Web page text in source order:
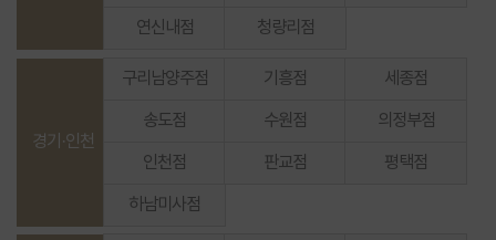
발목 손상
어깨, 목 통증
어깨, 손가락 통증
목 어깨 통증
연신내점 청량리점
경기·인천
구리남양주점 기흥점 세종점
송도점 수원점 의정부점
인천점 판교점 평택점
하남미사점